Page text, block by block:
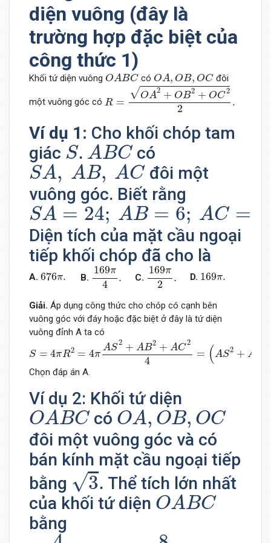
diện vuông (đây là
trường hợp đặc biệt của
công thức 1)
Khối tứ diện vuông OABC
OABC có OA, OB, OC
OA, OB,O C đôi
một vuông góc có R =
√OA2 + OB2 + OC2
2
.
R =OA 2 +OB2+OC22.
Ví dụ 1: Cho khối chóp tam
giác S. ABC
S.ABC có
SA, AB, AC
SA, AB, AC
đôi một
vuông góc. Biết rằng
SA = 24; AB = 6; AC =
SA=24; AB=6; AC= 8.
Diện tích của mặt cầu ngoại
tiếp khối chóp đã cho là
A. 676π.
676π B.
169π
4
.
169π
C.
169π
2
.
169π
D. 169π.
169π
Giải. Áp dụng công thức cho chóp có cạnh bên
vuông góc với đáy hoặc đặc biệt ở đây là tứ diện
vuông đỉnh A ta có
S = 4πR2 = 4π
AS2 + AB2 + AC2
4
= (AS2 + A
S=4π R2=4 π AS2 + B AC 24 A 2+
Chọn đáp án A.
Ví dụ 2: Khối tứ diện
OABC
OABC có OA, OB, OC
OA, OB,O C
đôi một vuông góc và có
bán kính mặt cầu ngoại tiếp
bằng √3.
3.
Thể tích lớn nhất
của khối tứ diện OABC
OABC
bằng
43 83